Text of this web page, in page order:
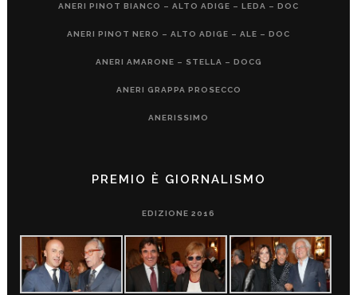
ANERI PINOT BIANCO – ALTO ADIGE – LEDA – DOC
ANERI PINOT NERO – ALTO ADIGE – ALE – DOC
ANERI AMARONE – STELLA – DOCG
ANERI GRAPPA PROSECCO
ANERISSIMO
PREMIO È GIORNALISMO
EDIZIONE 2016